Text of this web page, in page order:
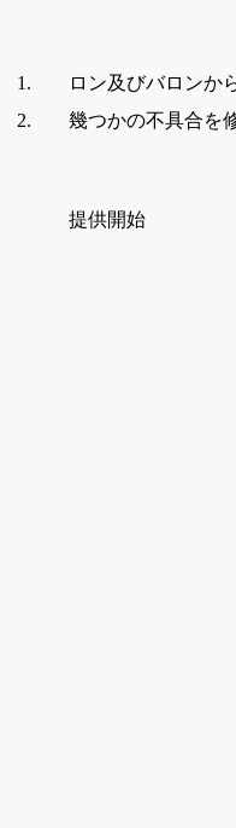
1.
ロン及びバロンか
2.
幾つかの不具合を
提供開始